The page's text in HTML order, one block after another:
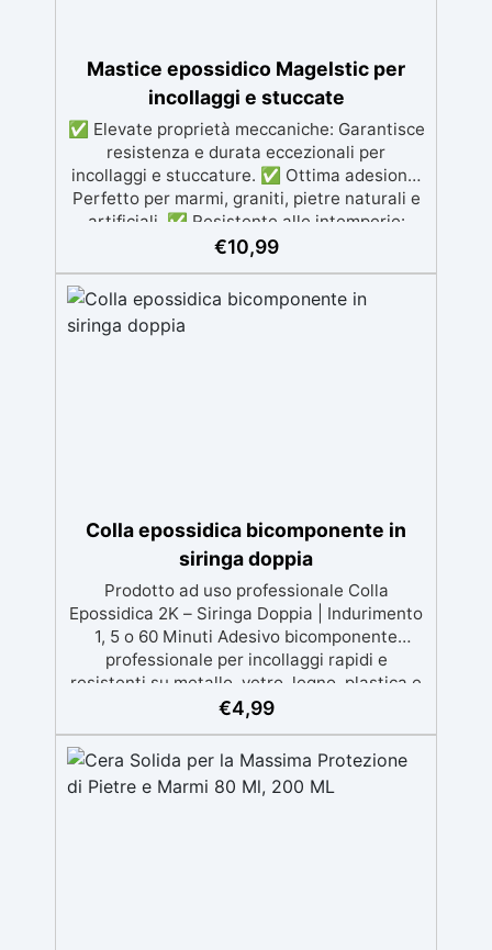
Mastice epossidico Magelstic per
incollaggi e stuccate
✅ Elevate proprietà meccaniche: Garantisce
resistenza e durata eccezionali per
incollaggi e stuccature. ✅ Ottima adesione:
Perfetto per marmi, graniti, pietre naturali e
artificiali. ✅ Resistente alle intemperie:
Inalterabile alle condizioni atmosferiche e
Ideale per applicazioni verticali, senza
rischio di colature. ✅ Facile da usare:
Miscelazione semplice con rapporto 100:50
€10,99
Colla epossidica bicomponente in
siringa doppia
Prodotto ad uso professionale Colla
Epossidica 2K – Siringa Doppia | Indurimento
1, 5 o 60 Minuti Adesivo bicomponente
professionale per incollaggi rapidi e
resistenti su metallo, vetro, legno, plastica e
ceramica. Disponibile in versione rapida (5
min). Applicazioni pratiche Perfetta per
riparazioni domestiche, modellismo,
artigianato, falegnameria e piccoli lavori
€4,99